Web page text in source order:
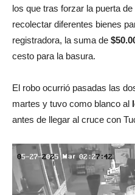
los que tras forzar la puerta
recolectar diferentes bienes
registradora, la suma de
cesto para la basura.
El robo ocurrió pasadas las
martes y tuvo como blanco al
antes de llegar al cruce con
Reproductor
de
video